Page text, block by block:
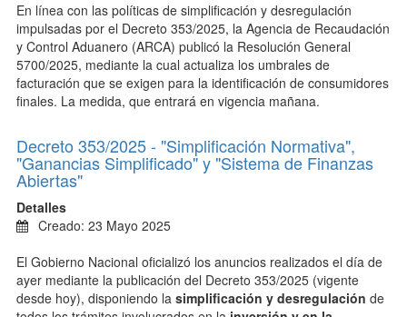
En línea con las políticas de simplificación y desregulación
impulsadas por el Decreto 353/2025, la Agencia de Recaudación
y Control Aduanero (ARCA) publicó la Resolución General
5700/2025, mediante la cual actualiza los umbrales de
facturación que se exigen para la identificación de consumidores
finales. La medida, que entrará en vigencia mañana.
Decreto 353/2025 - "Simplificación Normativa",
"Ganancias Simplificado" y "Sistema de Finanzas
Abiertas"
Detalles
Creado: 23 Mayo 2025
El Gobierno Nacional oficializó los anuncios realizados el día de
ayer mediante la publicación del Decreto 353/2025 (vigente
desde hoy), disponiendo la simplificación y desregulación de